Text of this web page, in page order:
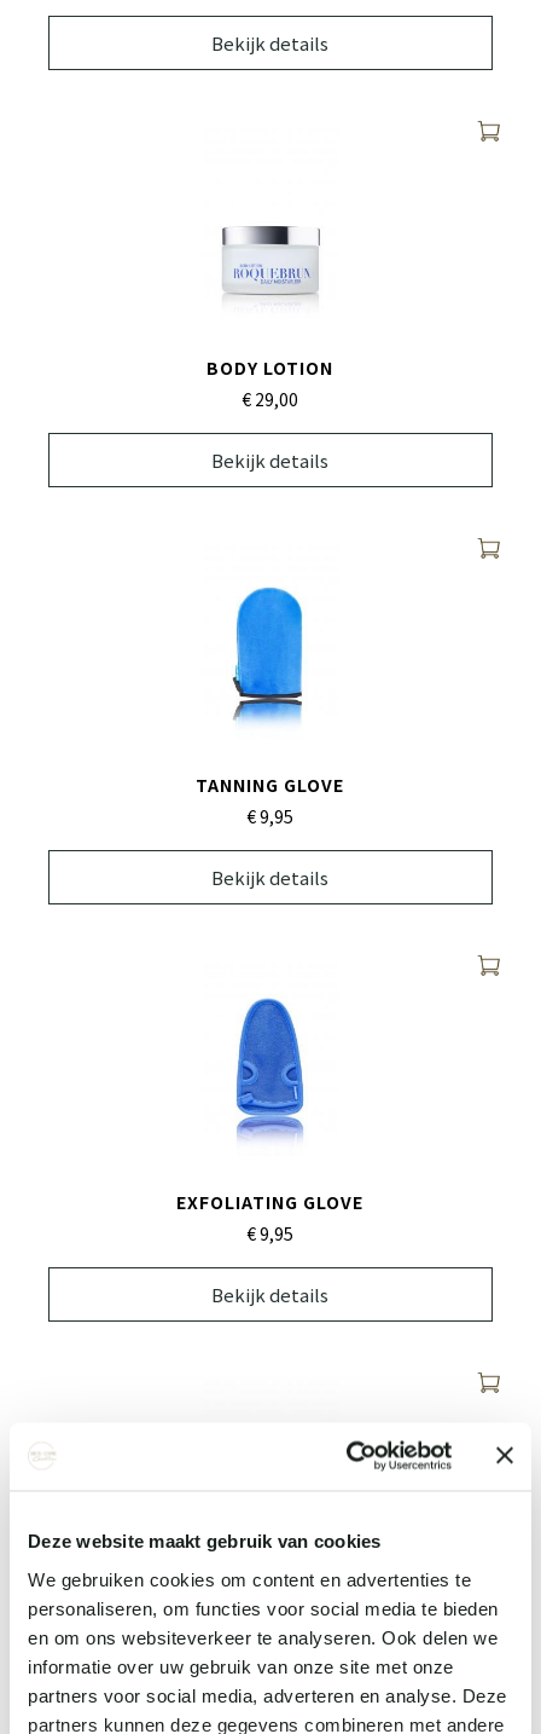
Deze website maakt gebruik van cookies
We gebruiken cookies om content en advertenties te
personaliseren, om functies voor social media te bieden
en om ons websiteverkeer te analyseren. Ook delen we
informatie over uw gebruik van onze site met onze
partners voor social media, adverteren en analyse. Deze
partners kunnen deze gegevens combineren met andere
Bekijk details
BODY LOTION
€ 29,00
Bekijk details
TANNING GLOVE
€ 9,95
Bekijk details
EXFOLIATING GLOVE
€ 9,95
Bekijk details
HEADBAND
€ 9, 95
Bekijk details